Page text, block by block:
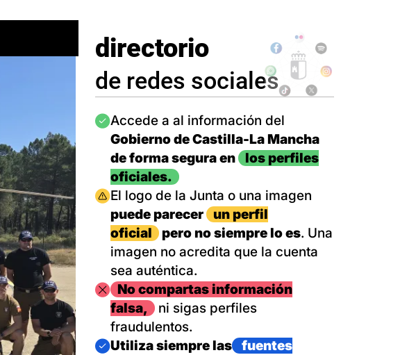
directorio
de redes sociales
Imagen
Accede a al información del
Gobierno de Castilla-La Mancha
de forma segura en
los perfiles
oficiales.
Imagen
El logo de la Junta o una imagen
puede parecer
un perfil
oficial
pero no siempre lo es. Una
imagen no acredita que la cuenta
sea auténtica.
ImagenNo compartas información
falsa,
ni sigas perfiles
fraudulentos.
Imagen
Utiliza siempre las
fuentes